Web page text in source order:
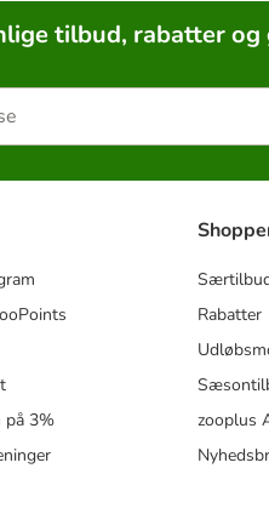
tilbud, rabatter
på 3%
Rabatter
zooplus